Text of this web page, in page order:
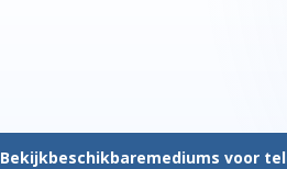
Bekijkbeschikbaremediums voor